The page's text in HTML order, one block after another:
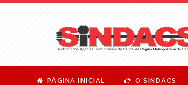
PÁGINA INICIAL O SINDACS